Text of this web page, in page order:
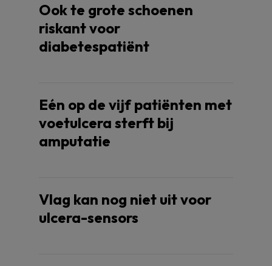
Ook te grote schoenen
riskant voor
diabetespatiënt
Eén op de vijf patiënten met
voetulcera sterft bij
amputatie
Vlag kan nog niet uit voor
ulcera-sensors